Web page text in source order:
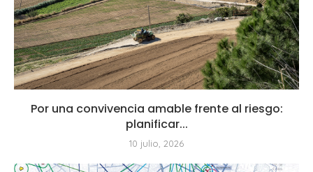
Por una convivencia amable frente al riesgo:
planificar...
10 julio, 2026